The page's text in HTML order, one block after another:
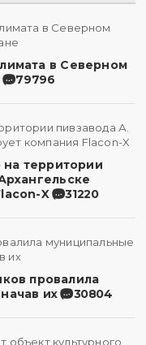
в Северном
79796
на территории
X
31220
провалила
их
30804